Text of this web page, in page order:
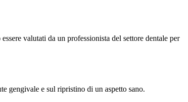
valutati da un professionista del settore dentale per
gengivale e sul ripristino di un aspetto sano.